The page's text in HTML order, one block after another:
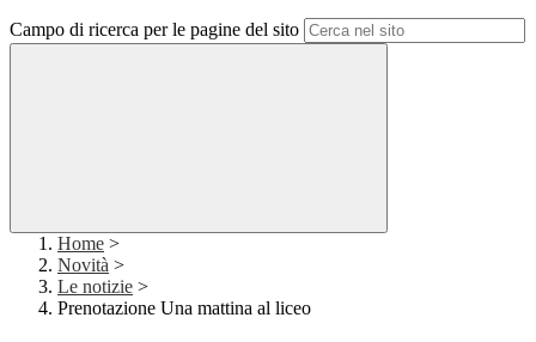
Campo di ricerca per le pagine del sito
Home >
Novità >
Le notizie >
Prenotazione Una mattina al liceo